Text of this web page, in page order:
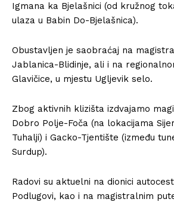
Igmana ka Bjelašnici (od kružnog
ulaza u Babin Do-Bjelašnica).
Obustavljen je saobraćaj na
Jablanica-Blidinje, ali i na
Glavičice, u mjestu Ugljevik selo.
Zbog aktivnih klizišta izdvajamo
Dobro Polje-Foča (na lokacijama
Tuhalji) i Gacko-Tjentište (između
Surdup).
Radovi su aktuelni na dionici
Podlugovi, kao i na magistralnim